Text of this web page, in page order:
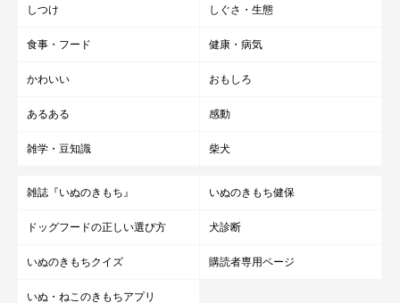
いぬのきもち投稿写真ギャラリー
にんにくが犬にとって危険な理由を、しっかり確認しておきまし
因
しつけ しぐさ・生態
食事・フード 健康・病気
かわいい おもしろ
あるある 感動
雑学・豆知識 柴犬
雑誌『いぬのきもち』 いぬのきもち健保
ドッグフードの正しい選び方 犬診断
いぬのきもちクイズ 購読者専用ページ
いぬ・ねこのきもちアプリ